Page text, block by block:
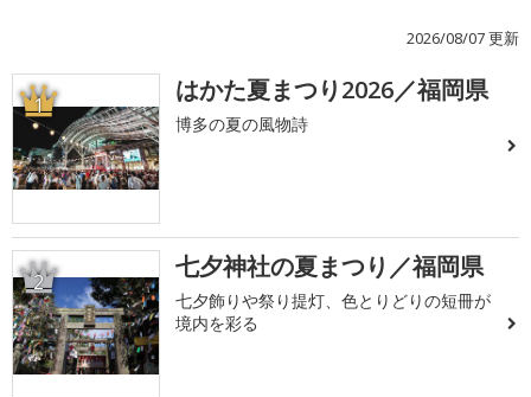
2026/08/07 更新
1 はかた夏まつり2026／福岡県
博多の夏の風物詩
2 七夕神社の夏まつり／福岡県
七夕飾りや祭り提灯、色とりどりの短冊が
境内を彩る